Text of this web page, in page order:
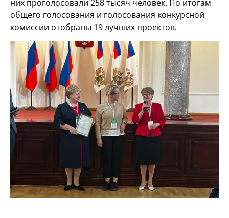
них проголосовали 258 тысяч человек. По итогам
общего голосования и голосования конкурсной
комиссии отобраны 19 лучших проектов.